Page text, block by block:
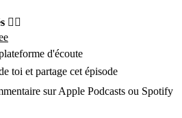
d'écoute
toi et partage cet épisode
sur Apple Podcasts ou Spotify